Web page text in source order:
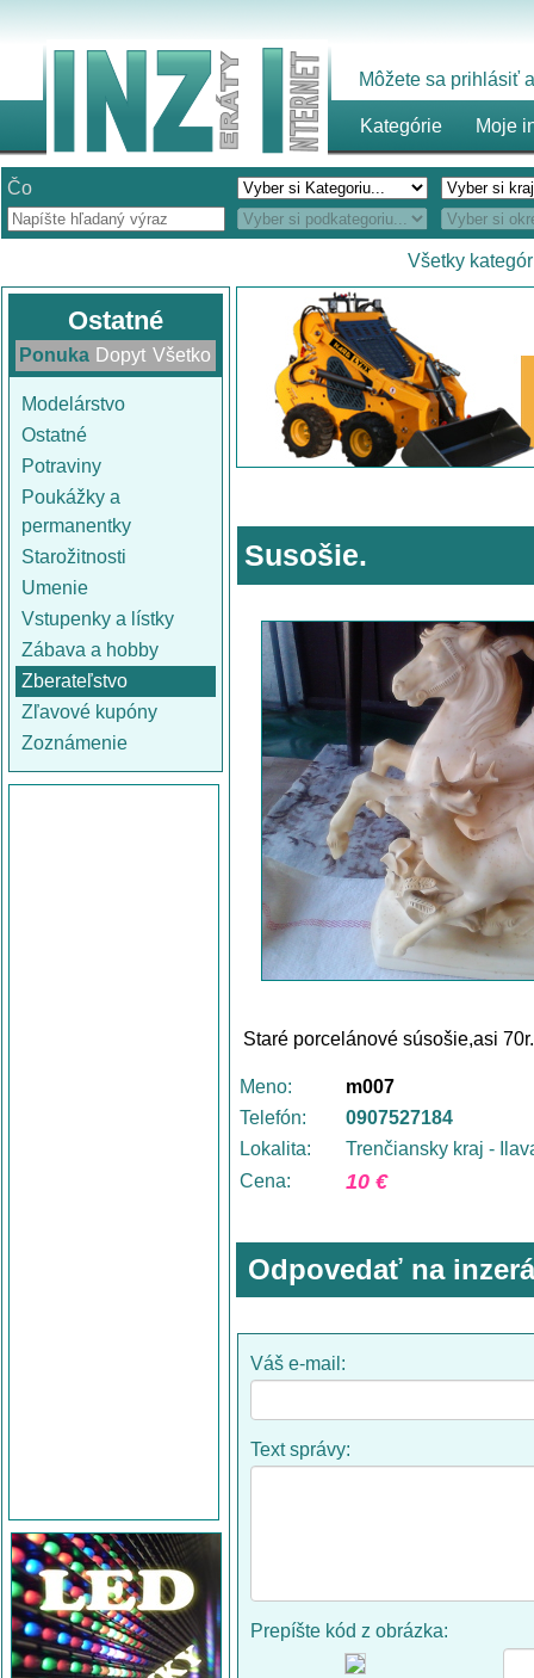
Môžete sa prihlásiť
Kategórie Moje
Čo
Všetky
Ostatné
Ponuka Dopyt Všetko
Modelárstvo
Ostatné
Potraviny
Poukážky a
permanentky
Starožitnosti
Umenie
Vstupenky a lístky
Zábava a hobby
Zberateľstvo
Zľavové kupóny
Zoznámenie
Susošie.
Staré porcelánové súsošie,asi 70r.
Meno:
m007
Telefón:
0907527184
Lokalita:
Trenčiansky kraj -
Cena:
10 €
Odpovedať na
Váš e-mail:
Text správy:
Prepíšte kód z obrázka: